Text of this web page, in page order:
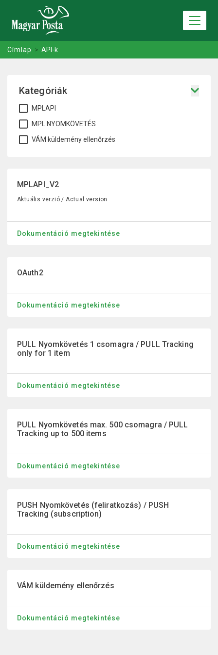
Ugrás a
tartalomra
Címlap API-k
Kategóriák
MPLAPI
MPL NYOMKÖVETÉS
VÁM küldemény ellenőrzés
MPLAPI_V2
Aktuális verzió / Actual version
Dokumentáció megtekintése
OAuth2
Dokumentáció megtekintése
PULL Nyomkövetés 1 csomagra / PULL Tracking
only for 1 item
Dokumentáció megtekintése
PULL Nyomkövetés max. 500 csomagra / PULL
Tracking up to 500 items
Dokumentáció megtekintése
PUSH Nyomkövetés (feliratkozás) / PUSH
Tracking (subscription)
Dokumentáció megtekintése
VÁM küldemény ellenőrzés
Dokumentáció megtekintése